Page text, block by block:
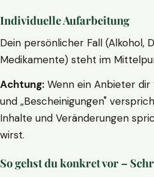
Individuelle Aufarbeitung
Dein persönlicher Fall (Alkohol,
Medikamente) steht im
Achtung: Wenn ein Anbieter
und „Bescheinigungen"
Inhalte und Veränderungen
wirst.
So gehst du konkret vor –